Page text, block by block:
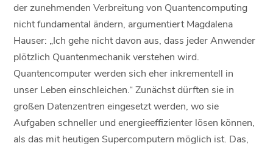
der zunehmenden Verbreitung von Quantencomputing
nicht fundamental ändern, argumentiert Magdalena
Hauser: „Ich gehe nicht davon aus, dass jeder Anwender
plötzlich Quantenmechanik verstehen wird.
Quantencomputer werden sich eher inkrementell in
unser Leben einschleichen.“ Zunächst dürften sie in
großen Datenzentren eingesetzt werden, wo sie
Aufgaben schneller und energieeffizienter lösen können,
als das mit heutigen Supercomputern möglich ist. Das,